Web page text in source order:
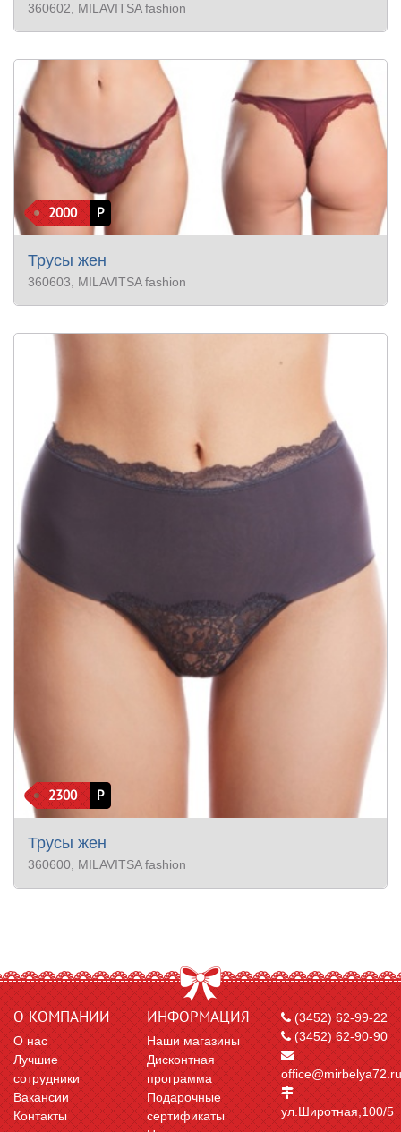
360602, MILAVITSA fashion
2000 Р
Трусы жен
360603 , MILAVITSA fashion
2300 Р
Трусы жен
360600 , MILAVITSA fashion
О КОМПАНИИ
О нас
Лучшие
сотрудники
Вакансии
Контакты
ИНФОРМАЦИЯ
Наши магазины
Дисконтная
программа
Подарочные
сертификаты
(3452) 62-99-22
(3452) 62-90-90
office@mirbelya72.ru
ул.Широтная,100/5